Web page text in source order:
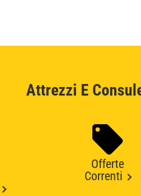
Attrezzi E
Offerte
Correnti